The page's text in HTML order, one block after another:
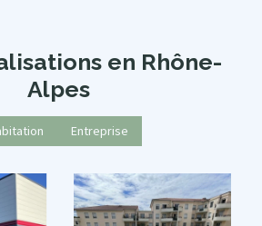
en Rhône-
Alpes
Entreprise